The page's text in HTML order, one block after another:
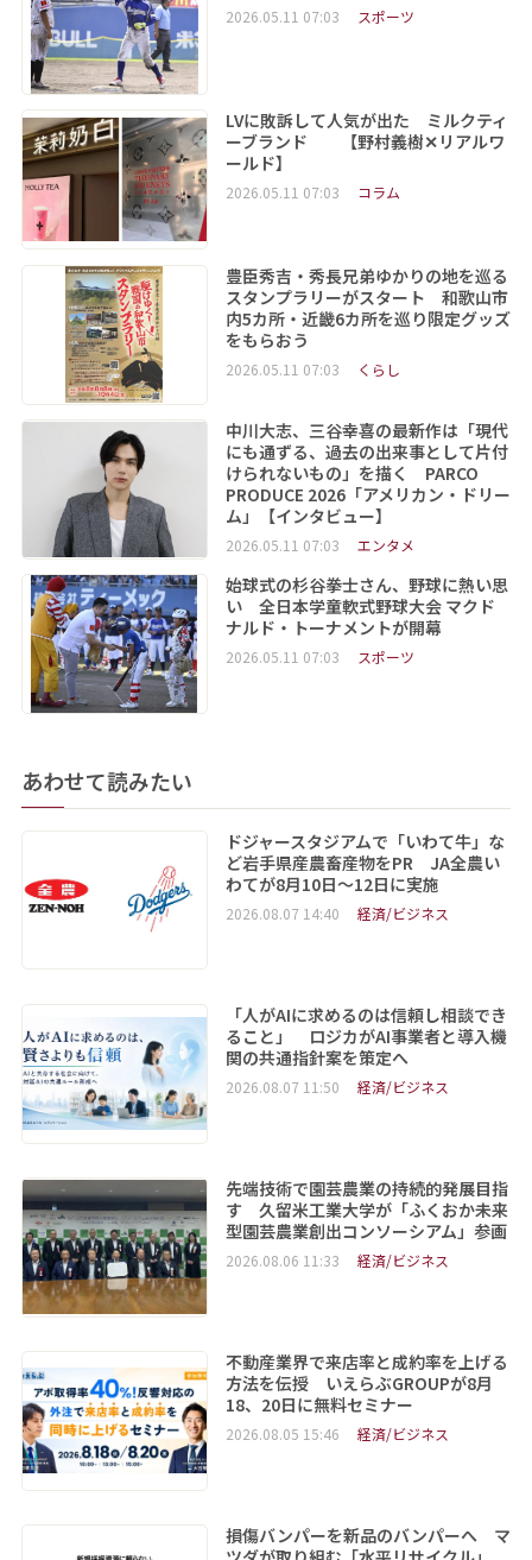
2026.05.11 07:03 スポーツ
LVに敗訴して人気が出た ミルクティ
ーブランド 【野村義樹✕リアルワ
ールド】
2026.05.11 07:03 コラム
豊臣秀吉・秀長兄弟ゆかりの地を巡る
スタンプラリーがスタート 和歌山市
内5カ所・近畿6カ所を巡り限定グッズ
をもらおう
2026.05.11 07:03 くらし
中川大志、三谷幸喜の最新作は「現代
にも通ずる、過去の出来事として片付
けられないもの」を描く PARCO
PRODUCE 2026「アメリカン・ドリー
ム」【インタビュー】
2026.05.11 07:03 エンタメ
始球式の杉谷拳士さん、野球に熱い思
い 全日本学童軟式野球大会 マクド
ナルド・トーナメントが開幕
2026.05.11 07:03 スポーツ
あわせて読みたい
ドジャースタジアムで「いわて牛」な
ど岩手県産農畜産物をPR JA全農い
わてが8月10日～12日に実施
2026.08.07 14:40 経済/ビジネス
「人がAIに求めるのは信頼し相談でき
ること」 ロジカがAI事業者と導入機
関の共通指針案を策定へ
2026.08.07 11:50 経済/ビジネス
先端技術で園芸農業の持続的発展目指
す 久留米工業大学が「ふくおか未来
型園芸農業創出コンソーシアム」参画
2026.08.06 11:33 経済/ビジネス
不動産業界で来店率と成約率を上げる
方法を伝授 いえらぶGROUPが8月
18、20日に無料セミナー
2026.08.05 15:46 経済/ビジネス
損傷バンパーを新品のバンパーへ マ